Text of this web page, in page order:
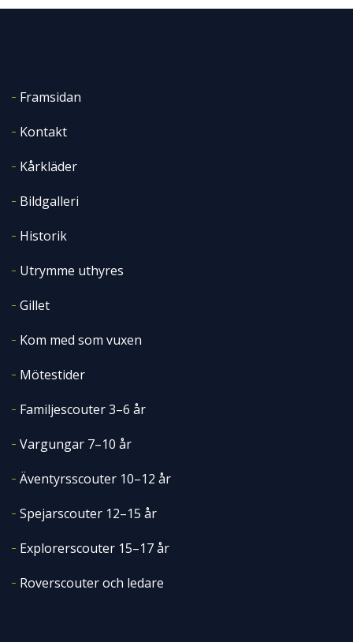
Framsidan
Kontakt
Kårkläder
Bildgalleri
Historik
Utrymme uthyres
Gillet
Kom med som vuxen
Mötestider
Familjescouter 3–6 år
Vargungar 7–10 år
Äventyrsscouter 10–12 år
Spejarscouter 12–15 år
Explorerscouter 15–17 år
Roverscouter och ledare